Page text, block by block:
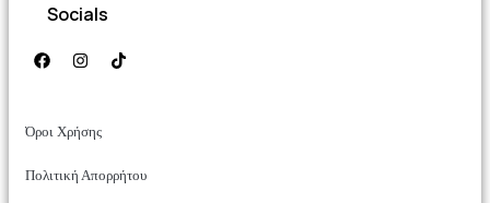
Socials
Όροι Χρήσης
Πολιτική Απορρήτου